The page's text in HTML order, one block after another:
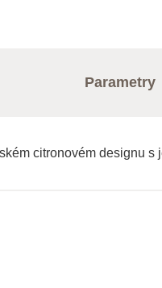
Parametry
citronovém designu